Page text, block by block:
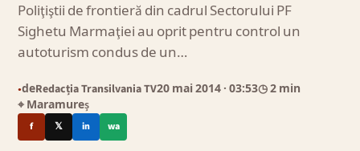
Poliţiştii de frontieră din cadrul Sectorului PF
Sighetu Marmaţiei au oprit pentru control un
autoturism condus de un…
●deRedacția Transilvania TV20 mai 2014 · 03:53◷ 2 min
⌖ Maramureș
f 𝕏 in wa